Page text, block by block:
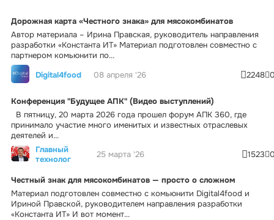
Дорожная карта «Честного знака» для мясокомбинатов
Автор материала – Ирина Правская, руководитель направления
разработки «Константа ИТ» Материал подготовлен совместно с
партнером комьюнити по...
Digital4food
08 апреля '26 2248
Конференция "Будущее АПК" (Видео выступлений)
В пятницу, 20 марта 2026 года прошел форум АПК 360, где
принимало участие много именитых и известных отраслевых
деятелей и...
Главный
технолог
25 марта '26 1523
Честный знак для мясокомбинатов — просто о сложном
Материал подготовлен совместно с комьюнити Digital4food и
Ириной Правской, руководителем направления разработки
«Константа ИТ» И вот момент...